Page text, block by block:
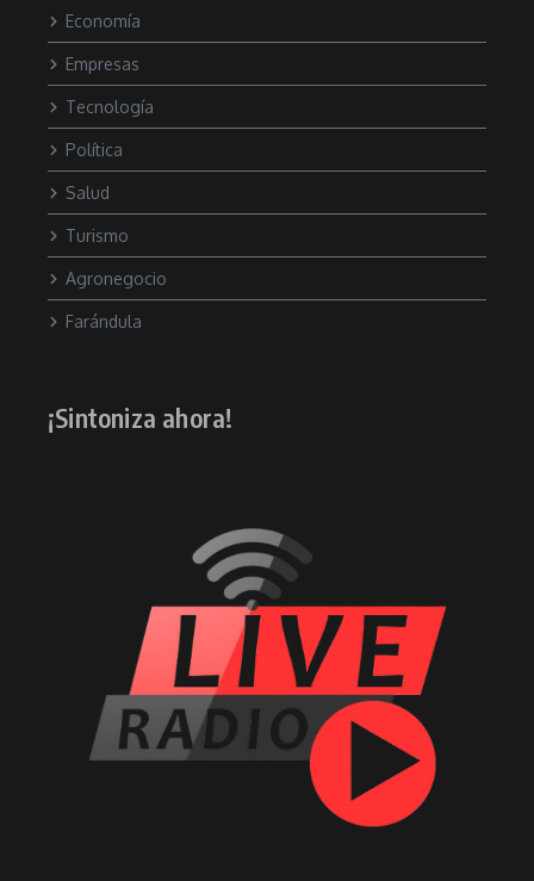
Economía
Empresas
Tecnología
Política
Salud
Turismo
Agronegocio
Farándula
¡Sintoniza ahora!